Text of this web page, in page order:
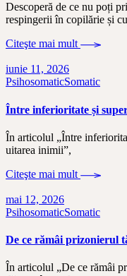
Descoperă de ce nu poți
respingerii în copilărie și
Citeşte mai mult
iunie 11, 2026
PsihosomaticSomatic
Între inferioritate și
În articolul „Între
uitarea inimii”,
Citeşte mai mult
mai 12, 2026
PsihosomaticSomatic
De ce rămâi prizonierul
În articolul „De ce rămâi